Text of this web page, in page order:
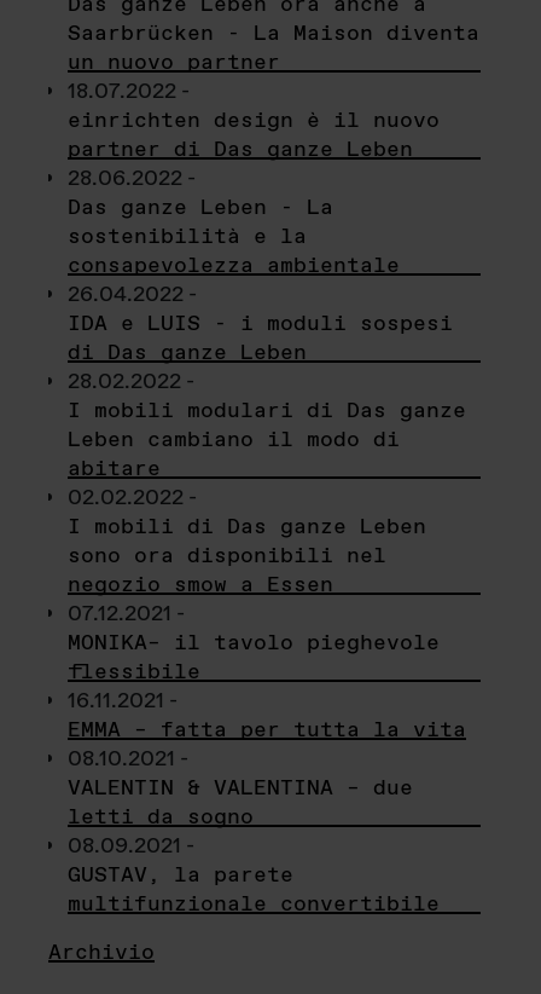
Saarbrücken - La Maison diventa
un nuovo partner
18.07.2022 -
einrichten design è il nuovo
partner di Das ganze Leben
28.06.2022 -
Das ganze Leben - La
sostenibilità e la
consapevolezza ambientale
26.04.2022 -
IDA e LUIS - i moduli sospesi
di Das ganze Leben
28.02.2022 -
I mobili modulari di Das ganze
Leben cambiano il modo di
abitare
02.02.2022 -
I mobili di Das ganze Leben
sono ora disponibili nel
negozio smow a Essen
07.12.2021 -
MONIKA– il tavolo pieghevole
flessibile
16.11.2021 -
EMMA – fatta per tutta la vita
08.10.2021 -
VALENTIN & VALENTINA – due
letti da sogno
08.09.2021 -
GUSTAV, la parete
multifunzionale convertibile
Archivio